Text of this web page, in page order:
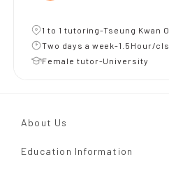
1 to 1 tutoring-Tseung Kwan O
Two days a week-1.5Hour/cls
Female tutor-University
About Us
Education Information